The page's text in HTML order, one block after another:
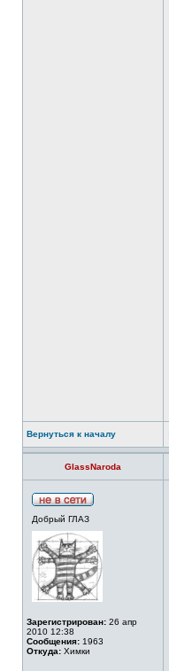
Вернуться к началу
GlassNaroda
Добрый ГЛАЗ
Зарегистрирован: 26 апр
2010 12:38
Сообщения: 1963
Откуда: Химки